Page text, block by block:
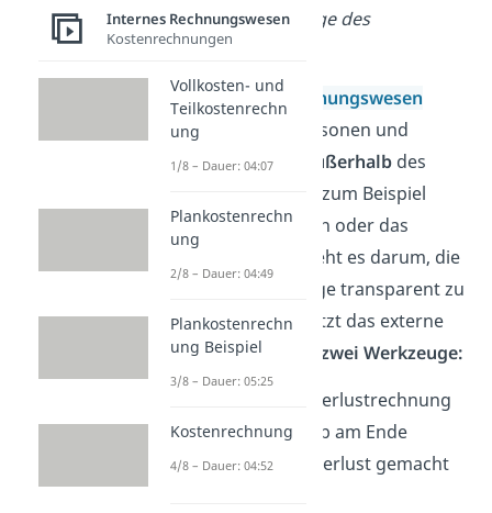
wirtschaftliche Lage des
Unternehmens?
Dasexterne Rechnungswesen
richtet sich an Personen und
Organisationen
außerhalb des
Unternehmens — zum Beispiel
Banken, Investoren oder das
Finanzamt. Hier geht es darum, die
wirtschaftliche Lage transparent zu
machen. Dafür nutzt das externe
Rechnungswesen zwei Werkzeuge:
Gewinn- und Verlustrechnung
(GuV): Zeigt, ob am Ende
Gewinn oder Verlust gemacht
Internes Rechnungswesen
Kostenrechnungen
Vollkosten- und
Teilkostenrechn
ung
1/8 – Dauer: 04:07
Plankostenrechn
ung
2/8 – Dauer: 04:49
Plankostenrechn
ung Beispiel
3/8 – Dauer: 05:25
Kostenrechnung
4/8 – Dauer: 04:52